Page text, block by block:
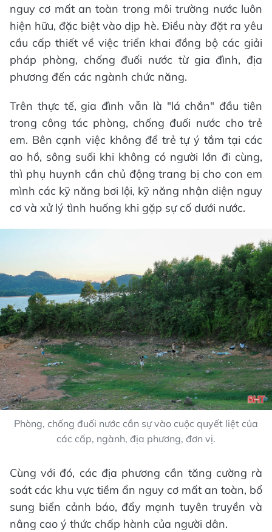
nguy cơ mất an toàn trong môi trường nước luôn
hiện hữu, đặc biệt vào dịp hè. Điều này đặt ra yêu
cầu cấp thiết về việc triển khai đồng bộ các giải
pháp phòng, chống đuối nước từ gia đình, địa
phương đến các ngành chức năng.
Trên thực tế, gia đình vẫn là "lá chắn" đầu tiên
trong công tác phòng, chống đuối nước cho trẻ
em. Bên cạnh việc không để trẻ tự ý tắm tại các
ao hồ, sông suối khi không có người lớn đi cùng,
thì phụ huynh cần chủ động trang bị cho con em
mình các kỹ năng bơi lội, kỹ năng nhận diện nguy
cơ và xử lý tình huống khi gặp sự cố dưới nước.
Phòng, chống đuối nước cần sự vào cuộc quyết liệt của
các cấp, ngành, địa phương, đơn vị.
Cùng với đó, các địa phương cần tăng cường rà
soát các khu vực tiềm ẩn nguy cơ mất an toàn, bổ
sung biển cảnh báo, đẩy mạnh tuyên truyền và
nâng cao ý thức chấp hành của người dân.